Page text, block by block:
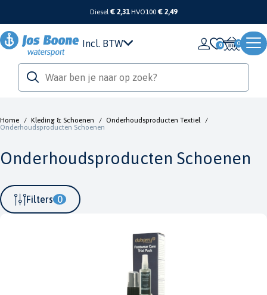
Diesel€ 2,31 HVO100 € 2,49
Incl. BTW 0
Home / Kleding & Schoenen / Onderhoudsproducten Textiel /
Onderhoudsproducten Schoenen
Onderhoudsproducten Schoenen
Filters 0